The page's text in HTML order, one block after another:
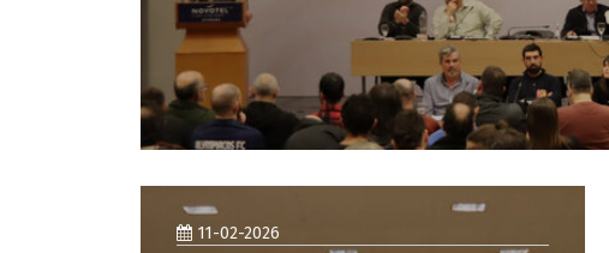
11-02-2026